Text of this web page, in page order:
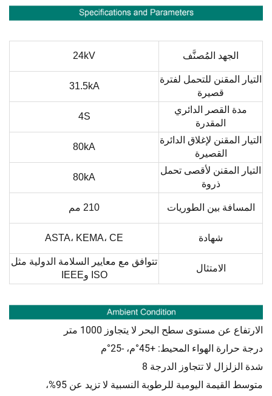
الجهد المُصنَّف 24kV
التيار المقنن للتحمل لفترة
قصيرة
31.5kA
مدة القصر الدائري
المقدرة
4S
التيار المقنن لإغلاق الدائرة
القصيرة
80kA
التيار المقنن لأقصى تحمل
ذروة
80kA
المسافة بين الطوريات 210 مم
شهادة ASTA، KEMA، CE
الامتثال
تتوافق مع معايير السلامة الدولية مثل
ISO وIEEE
الارتفاع عن مستوى سطح البحر لا يتجاوز 1000 متر
درجة حرارة الهواء المحيط: +45°م، -25°م
شدة الزلزال لا تتجاوز الدرجة 8
متوسط القيمة اليومية للرطوبة النسبية لا تزيد عن 95%،